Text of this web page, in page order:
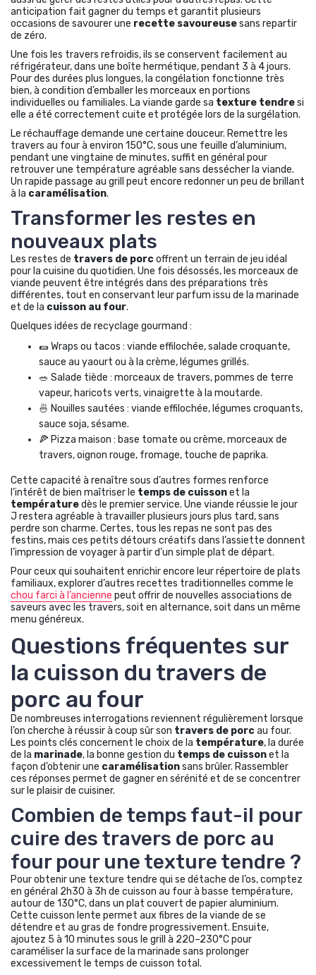
anticipation fait gagner du temps et garantit plusieurs
occasions de savourer une recette savoureusesans repartir
de zéro.
Une fois les travers refroidis, ils se conservent facilement au
réfrigérateur, dans une boîte hermétique, pendant 3 à 4 jours.
Pour des durées plus longues, la congélation fonctionne très
bien, à condition d’emballer les morceaux en portions
individuelles ou familiales. La viande garde sa texture tendresi
elle a été correctement cuite et protégée lors de la surgélation.
Le réchauffage demande une certaine douceur. Remettre les
travers au four à environ 150°C, sous une feuille d’aluminium,
pendant une vingtaine de minutes, suffit en général pour
retrouver une température agréable sans dessécher la viande.
Un rapide passage au grill peut encore redonner un peu de brillant
à la caramélisation.
Transformer les restes en
nouveaux plats
Les restes de travers de porcoffrent un terrain de jeu idéal
pour la cuisine du quotidien. Une fois désossés, les morceaux de
viande peuvent être intégrés dans des préparations très
différentes, tout en conservant leur parfum issu de la marinade
et de la cuisson au four.
Quelques idées de recyclage gourmand :
🌯 Wraps ou tacos : viande effilochée, salade croquante,
sauce au yaourt ou à la crème, légumes grillés.
🥗 Salade tiède : morceaux de travers, pommes de terre
vapeur, haricots verts, vinaigrette à la moutarde.
🍜 Nouilles sautées : viande effilochée, légumes croquants,
sauce soja, sésame.
🍕 Pizza maison : base tomate ou crème, morceaux de
travers, oignon rouge, fromage, touche de paprika.
Cette capacité à renaître sous d’autres formes renforce
l’intérêt de bien maîtriser le temps de cuissonet la
températuredès le premier service. Une viande réussie le jour
J restera agréable à travailler plusieurs jours plus tard, sans
perdre son charme. Certes, tous les repas ne sont pas des
festins, mais ces petits détours créatifs dans l’assiette donnent
l’impression de voyager à partir d’un simple plat de départ.
Pour ceux qui souhaitent enrichir encore leur répertoire de plats
familiaux, explorer d’autres recettes traditionnelles comme le
chou farci à l’ancienne peut offrir de nouvelles associations de
saveurs avec les travers, soit en alternance, soit dans un même
menu généreux.
Questions fréquentes sur
la cuisson du travers de
porc au four
De nombreuses interrogations reviennent régulièrement lorsque
l’on cherche à réussir à coup sûr son travers de porcau four.
Les points clés concernent le choix de la température, la durée
de la marinade, la bonne gestion du temps de cuissonet la
façon d’obtenir une caramélisationsans brûler. Rassembler
ces réponses permet de gagner en sérénité et de se concentrer
sur le plaisir de cuisiner.
Combien de temps faut-il pour
cuire des travers de porc au
four pour une texture tendre ?
Pour obtenir une texture tendre qui se détache de l’os, comptez
en général 2h30 à 3h de cuisson au four à basse température,
autour de 130°C, dans un plat couvert de papier aluminium.
Cette cuisson lente permet aux fibres de la viande de se
détendre et au gras de fondre progressivement. Ensuite,
ajoutez 5 à 10 minutes sous le grill à 220–230°C pour
caraméliser la surface de la marinade sans prolonger
excessivement le temps de cuisson total.